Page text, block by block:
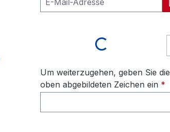
Loading...
Um weiterzugehen, geben Sie die
oben abgebildeten Zeichen ein *